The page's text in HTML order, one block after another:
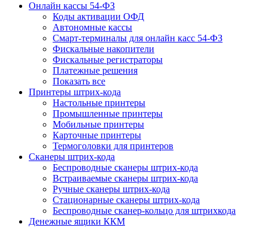
Онлайн кассы 54-ФЗ
Коды активации ОФД
Автономные кассы
Смарт-терминалы для онлайн касс 54-ФЗ
Фискальные накопители
Фискальные регистраторы
Платежные решения
Показать все
Принтеры штрих-кода
Настольные принтеры
Промышленные принтеры
Мобильные принтеры
Карточные принтеры
Термоголовки для принтеров
Сканеры штрих-кода
Беспроводные сканеры штрих-кода
Встраиваемые сканеры штрих-кода
Ручные сканеры штрих-кода
Стационарные сканеры штрих-кода
Беспроводные сканер-кольцо для штрихкода
Денежные ящики ККМ